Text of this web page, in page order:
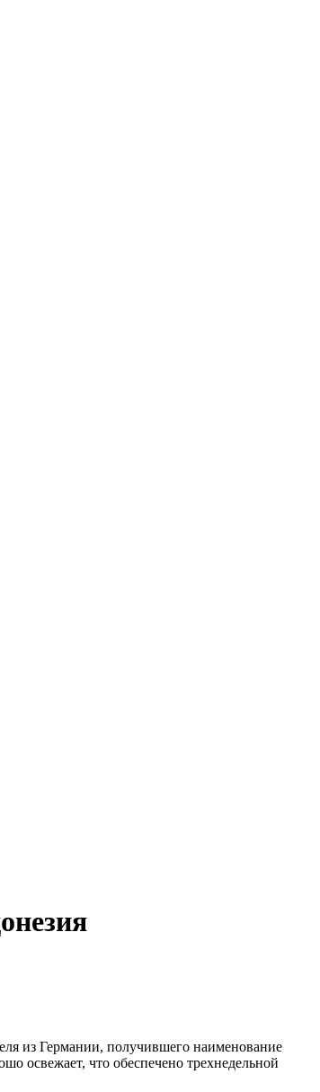
из Германии, получившего наименование
освежает, что обеспечено трехнедельной